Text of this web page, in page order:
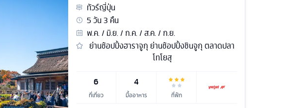
ทัวร์ญี่ปุ่น
5วัน3 คืน
พ.ค. / มิ.ย. / ก.ค. / ส.ค. / ก.ย.
ย่านช้อปปิ้งฮาราจูกุ ย่านช้อปปิ้งชินจูกุ ตลาดปลา
โทโยสุ
6
ที่เที่ยว
4
มื้ออาหาร ที่พัก